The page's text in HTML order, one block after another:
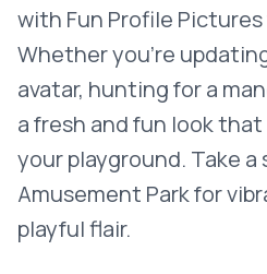
with Fun Profile
Whether you're
avatar, hunting for a
a fresh and fun look
your playground. Take
Amusement Park for
playful flair.